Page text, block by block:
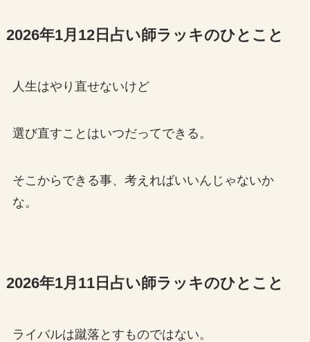
2026年1月12日占い師ラッキのひとこと
人生はやり直せないけど
選び直すことはいつだってできる。
そこからできる事、考えればいいんじゃないか
な。
2026年1月11日占い師ラッキのひとこと
ライバルは蹴落とすものではない。